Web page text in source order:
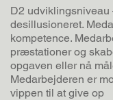
D2 udviklingsniveau
desillusioneret.
kompetence.
præstationer og
opgaven eller nå
Medarbejderen er
vippen til at give op